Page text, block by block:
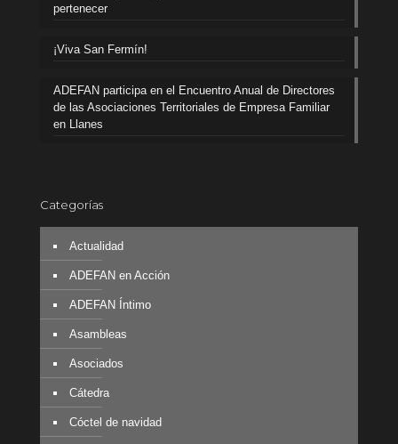
pertenecer
¡Viva San Fermín!
ADEFAN participa en el Encuentro Anual de Directores
de las Asociaciones Territoriales de Empresa Familiar
en Llanes
Categorías
Actualidad
ADEFAN en Acción
ADEFAN Íntimo
Asambleas
Asociados
Cátedra
Cóctel de navidad